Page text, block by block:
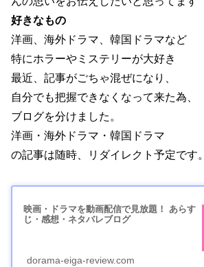
好きなもの
洋画、海外ドラマ、韓国ドラマなど
特にホラーやミステリーが大好き
最近、記事がごちゃ混ぜになり、
自分でも把握できなくなって来た為、
ブログを分けました。
洋画・海外ドラマ・韓国ドラマ
の記事は随時、リダイレクト予定です。
映画・ドラマを動画配信で見放題！ あらす
じ・感想・ネタバレブログ
dorama-eiga-review.com